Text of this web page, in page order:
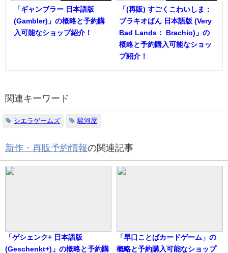
「ギャンブラー 日本語版
(Gambler)」の概略と予約購
入可能なショップ紹介！
「(再販) すごくこわいしま：
ブラキオばん 日本語版 (Very
Bad Lands： Brachio)」の
概略と予約購入可能なショッ
プ紹介！
関連キーワード
シエラゲームズ 駿河屋
新作・再販予約情報の関連記事
「ゲシェンク+ 日本語版
(Geschenkt+)」の概略と予約購
「早口ことばカードゲーム」の
概略と予約購入可能なショップ